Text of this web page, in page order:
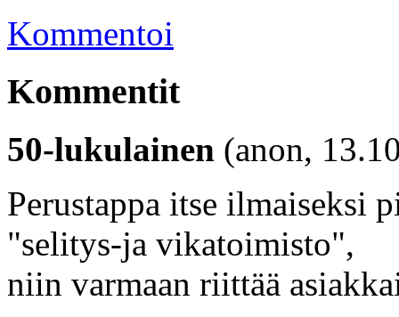
Kommentoi
Kommentit
50-lukulainen (anon,
Perustappa itse ilmaiseksi
"selitys-ja vikatoimisto",
niin varmaan riittää